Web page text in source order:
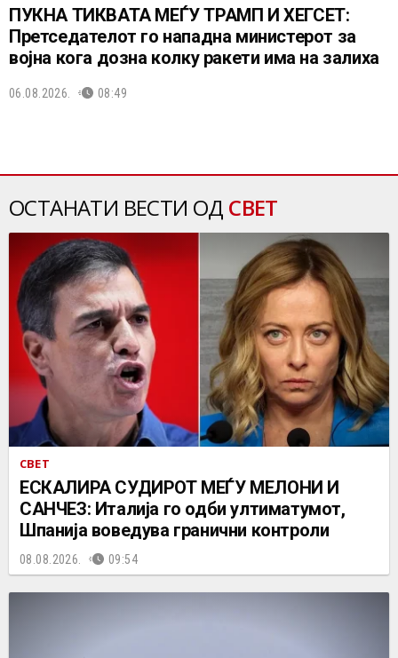
ПУКНА ТИКВАТА МЕЃУ ТРАМП И ХЕГСЕТ:
Претседателот го нападна министерот за
војна кога дозна колку ракети има на залиха
06.08.2026. 08:49
ОСТАНАТИ ВЕСТИ ОД СВЕТ
СВЕТ
ЕСКАЛИРА СУДИРОТ МЕЃУ МЕЛОНИ И
САНЧЕЗ: Италија го одби ултиматумот,
Шпанија воведува гранични контроли
08.08.2026. 09:54